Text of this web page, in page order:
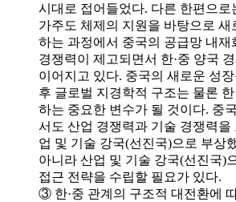
시대로 접어들었다. 다른 한편으로
가주도 체제의 지원을 바탕으로
하는 과정에서 중국의 공급망 내재
경쟁력이 제고되면서 한·중 양국
이어지고 있다. 중국의 새로운 성
후 글로벌 지경학적 구조는 물론
하는 중요한 변수가 될 것이다. 중
서도 산업 경쟁력과 기술 경쟁력을
업 및 기술 강국(선진국)으로 부상
아니라 산업 및 기술 강국(선진국)
접근 전략을 수립할 필요가 있다.
③ 한·중 관계의 구조적 대전환에